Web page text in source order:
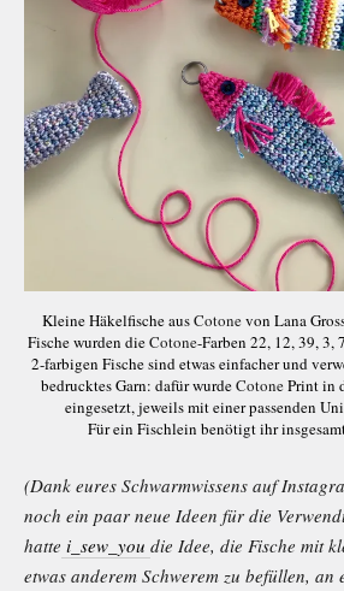
Kleine Häkelfische ausCotonevon Lana
Fische wurden dieCotone-Farben 22, 12, 39, 3,
2-farbigen Fische sind etwas einfacher und
bedrucktes Garn: dafür wurdeCotonePrint in
eingesetzt, jeweils mit einer passenden
Für ein Fischlein benötigt ihr
(Dank eures Schwarmwissens auf
noch ein paar neue Ideen für die
hatte i_sew_you die Idee, die Fische mit
etwas anderem Schwerem zu befüllen, an